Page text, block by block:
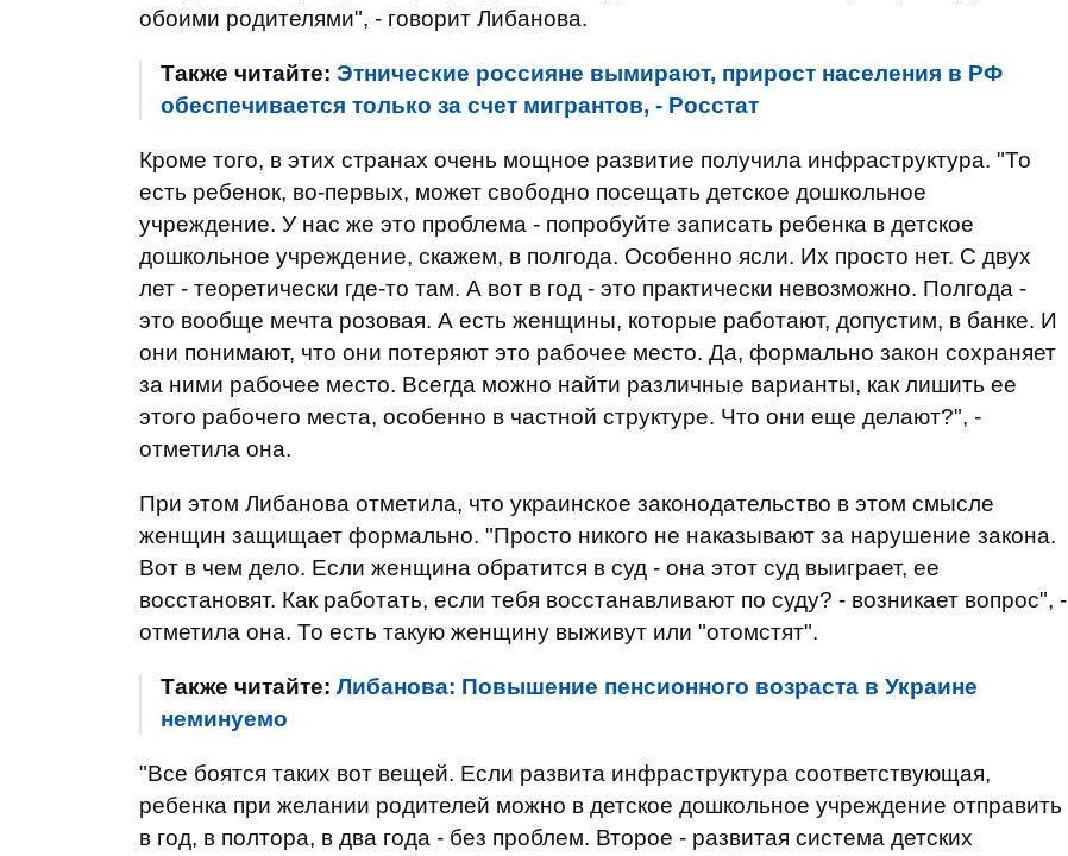
обоими родителями", - говорит Либанова.
Также читайте: Этнические россияне вымирают, прирост населения в РФ
обеспечивается только за счет мигрантов, - Росстат
Кроме того, в этих странах очень мощное развитие получила инфраструктура. "То
есть ребенок, во-первых, может свободно посещать детское дошкольное
учреждение. У нас же это проблема - попробуйте записать ребенка в детское
дошкольное учреждение, скажем, в полгода. Особенно ясли. Их просто нет. С двух
лет - теоретически где-то там. А вот в год - это практически невозможно. Полгода -
это вообще мечта розовая. А есть женщины, которые работают, допустим, в банке. И
они понимают, что они потеряют это рабочее место. Да, формально закон сохраняет
за ними рабочее место. Всегда можно найти различные варианты, как лишить ее
этого рабочего места, особенно в частной структуре. Что они еще делают?", -
отметила она.
При этом Либанова отметила, что украинское законодательство в этом смысле
женщин защищает формально. "Просто никого не наказывают за нарушение закона.
Вот в чем дело. Если женщина обратится в суд - она ​​этот суд выиграет, ее
восстановят. Как работать, если тебя восстанавливают по суду? - возникает вопрос", -
отметила она. То есть такую ​​женщину выживут или "отомстят".
Также читайте: Либанова: Повышение пенсионного возраста в Украине
неминуемо
"Все боятся таких вот вещей. Если развита инфраструктура соответствующая,
ребенка при желании родителей можно в детское дошкольное учреждение отправить
в год, в полтора, в два года - без проблем. Второе - развитая система детских